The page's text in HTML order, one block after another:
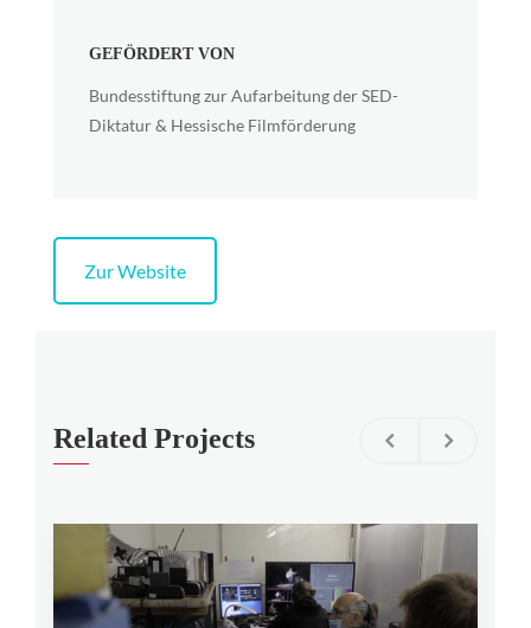
GEFÖRDERT VON
Bundesstiftung zur Aufarbeitung der SED-
Diktatur & Hessische Filmförderung
Zur Website
Related Projects